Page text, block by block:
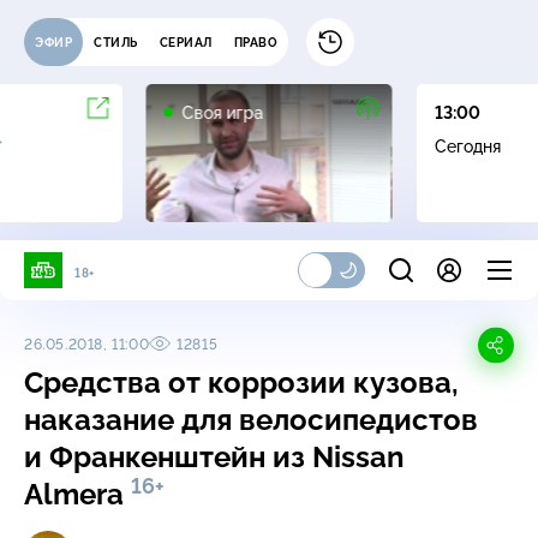
ЭФИР СТИЛЬ СЕРИАЛ ПРАВО
Своя игра
13:00
Сегодня
18+
26.05.2018, 11:00 12815
Средства от коррозии кузова,
наказание для велосипедистов
и Франкенштейн из Nissan
Almera 16+